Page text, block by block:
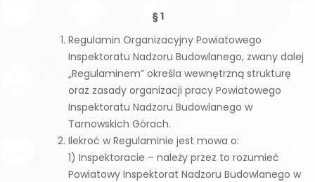
§ 1
Regulamin Organizacyjny Powiatowego
Inspektoratu Nadzoru Budowlanego, zwany dalej
„Regulaminem” określa wewnętrzną strukturę
oraz zasady organizacji pracy Powiatowego
Inspektoratu Nadzoru Budowlanego w
Tarnowskich Górach.
Ilekroć w Regulaminie jest mowa o:
1) Inspektoracie – należy przez to rozumieć
Powiatowy Inspektorat Nadzoru Budowlanego w